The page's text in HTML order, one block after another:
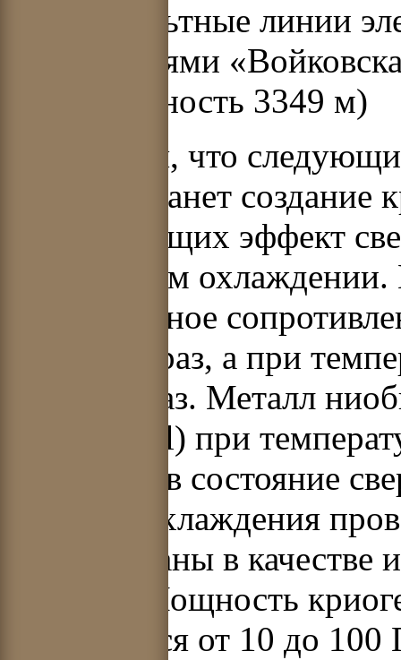
высоковольтные линии
подстанциями
(протяженность 3349 м)
Ожидается, что
техники станет
использующих эффект
их глубоком
77 К активное
в десятки раз, а при
– до 200 раз. Металл
Al) при
переходят в состояние
газы для охлаждения
использованы в
кабелей. Мощность
оценивается от 10 до 100